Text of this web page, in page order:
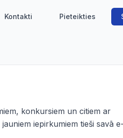
Kontakti Pieteikties
konkursiem un citiem ar
iepirkumiem tieši savā